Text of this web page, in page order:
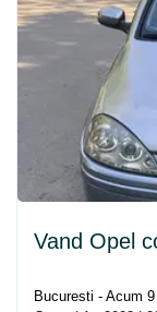
Vand Opel
Bucuresti - Acum